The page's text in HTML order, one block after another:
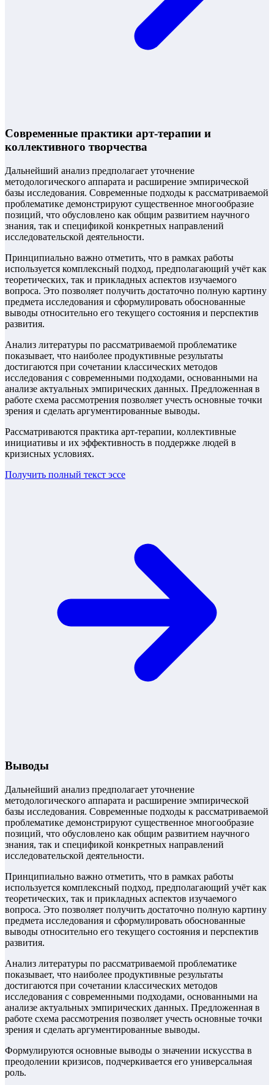
Современные практики арт-терапии и
коллективного творчества
Дальнейший анализ предполагает уточнение
методологического аппарата и расширение эмпирической
базы исследования. Современные подходы к рассматриваемой
проблематике демонстрируют существенное многообразие
позиций, что обусловлено как общим развитием научного
знания, так и спецификой конкретных направлений
исследовательской деятельности.
Принципиально важно отметить, что в рамках работы
используется комплексный подход, предполагающий учёт как
теоретических, так и прикладных аспектов изучаемого
вопроса. Это позволяет получить достаточно полную картину
предмета исследования и сформулировать обоснованные
выводы относительно его текущего состояния и перспектив
развития.
Анализ литературы по рассматриваемой проблематике
показывает, что наиболее продуктивные результаты
достигаются при сочетании классических методов
исследования с современными подходами, основанными на
анализе актуальных эмпирических данных. Предложенная в
работе схема рассмотрения позволяет учесть основные точки
зрения и сделать аргументированные выводы.
Рассматриваются практика арт-терапии, коллективные
инициативы и их эффективность в поддержке людей в
кризисных условиях.
Получить полный текст эссе
Выводы
Дальнейший анализ предполагает уточнение
методологического аппарата и расширение эмпирической
базы исследования. Современные подходы к рассматриваемой
проблематике демонстрируют существенное многообразие
позиций, что обусловлено как общим развитием научного
знания, так и спецификой конкретных направлений
исследовательской деятельности.
Принципиально важно отметить, что в рамках работы
используется комплексный подход, предполагающий учёт как
теоретических, так и прикладных аспектов изучаемого
вопроса. Это позволяет получить достаточно полную картину
предмета исследования и сформулировать обоснованные
выводы относительно его текущего состояния и перспектив
развития.
Анализ литературы по рассматриваемой проблематике
показывает, что наиболее продуктивные результаты
достигаются при сочетании классических методов
исследования с современными подходами, основанными на
анализе актуальных эмпирических данных. Предложенная в
работе схема рассмотрения позволяет учесть основные точки
зрения и сделать аргументированные выводы.
Формулируются основные выводы о значении искусства в
преодолении кризисов, подчеркивается его универсальная
роль.